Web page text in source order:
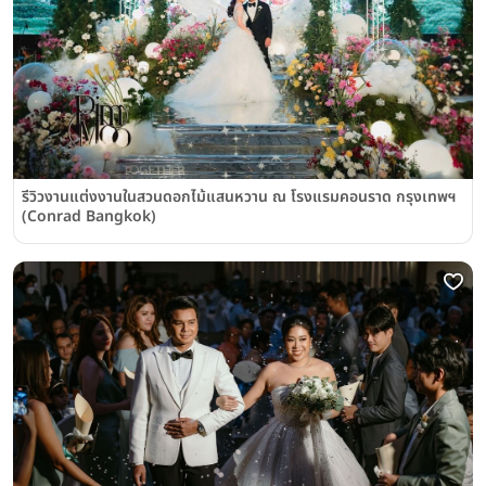
รีวิวงานแต่งงานในสวนดอกไม้แสนหวาน ณ โรงแรมคอนราด กรุงเทพฯ
(Conrad Bangkok)